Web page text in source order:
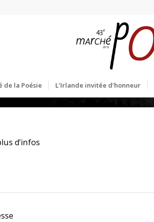
de la Poésie L’Irlande invitée d’honneur
d’infos